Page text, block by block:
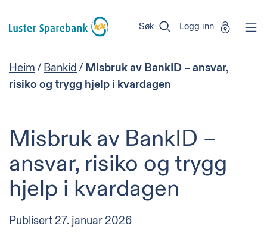
Sparebank
Søk Logg inn
Heim/ Bankid/ Misbruk av BankID – ansvar,
risiko og trygg hjelp i kvardagen
Misbruk av BankID –
ansvar, risiko og trygg
hjelp i kvardagen
Publisert 27. januar 2026
er
Miljøfyrtårn-